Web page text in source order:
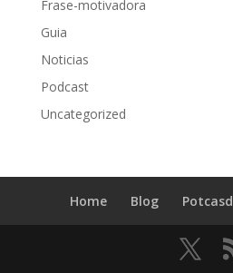
Frase-motivadora
Guia
Noticias
Podcast
Uncategorized
Home Blog Potcasd